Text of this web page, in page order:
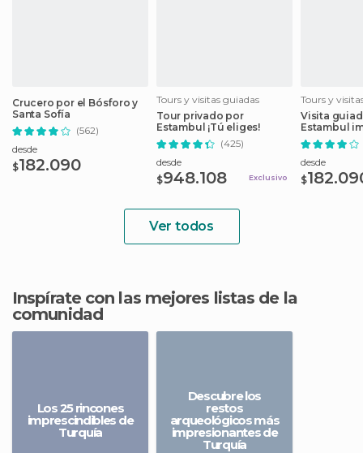
Crucero por el Bósforo y
Santa Sofía
(562)
desde
$182.090
Tours y visitas guiadas
Tour privado por
Estambul ¡Tú eliges!
(425)
desde
$948.108 Exclusivo
Tours y
Visita
Estambul
desde
$
Ver todos
Inspírate con las mejores listas de la
comunidad
Los 25 rincones
imprescindibles de
Turquía
Descubre los
restos
arqueológicos más
impresionantes de
Turquía